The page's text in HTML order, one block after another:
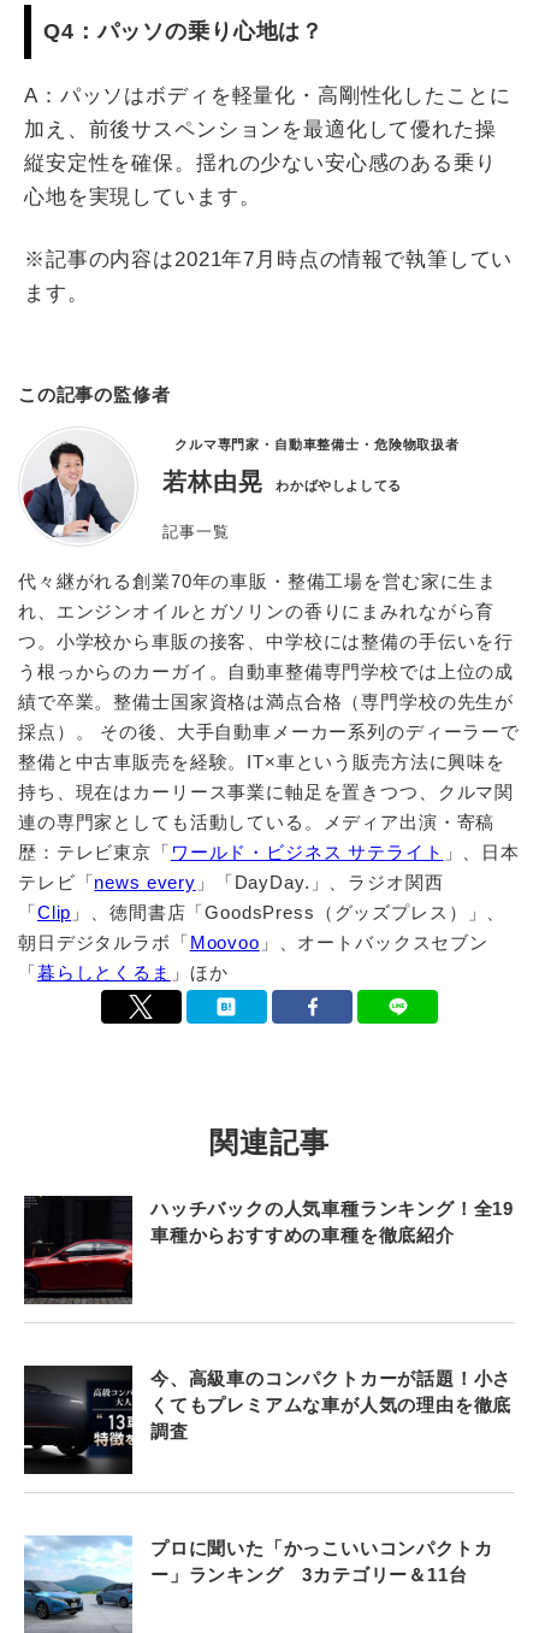
Q4：パッソの乗り心地は？
A：パッソはボディを軽量化・高剛性化したことに
加え、前後サスペンションを最適化して優れた操
縦安定性を確保。揺れの少ない安心感のある乗り
心地を実現しています。
※記事の内容は2021年7月時点の情報で執筆してい
ます。
この記事の監修者
クルマ専門家・自動車整備士・危険物取扱者
若林由晃 わかばやしよしてる
記事一覧
代々継がれる創業70年の車販・整備工場を営む家に生ま
れ、エンジンオイルとガソリンの香りにまみれながら育
つ。小学校から車販の接客、中学校には整備の手伝いを行
う根っからのカーガイ。自動車整備専門学校では上位の成
績で卒業。整備士国家資格は満点合格（専門学校の先生が
採点）。 その後、大手自動車メーカー系列のディーラーで
整備と中古車販売を経験。IT×車という販売方法に興味を
持ち、現在はカーリース事業に軸足を置きつつ、クルマ関
連の専門家としても活動している。メディア出演・寄稿
歴：テレビ東京「 ワールド・ビジネス サテライト 」、日本
テレビ「news every 」「DayDay.」、ラジオ関西
「Clip 」、徳間書店「GoodsPress（グッズプレス）」、
朝日デジタルラボ「Moovoo 」、オートバックスセブン
「暮らしとくるま 」ほか
関連記事
ハッチバックの人気車種ランキング！全19
車種からおすすめの車種を徹底紹介
今、高級車のコンパクトカーが話題！小さ
くてもプレミアムな車が人気の理由を徹底
調査
プロに聞いた「かっこいいコンパクトカ
ー」ランキング 3カテゴリー＆11台